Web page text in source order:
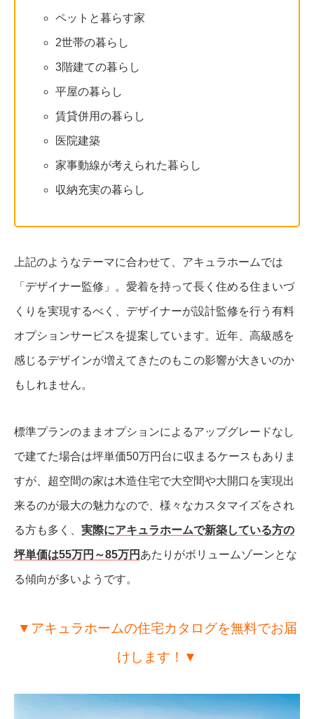
ペットと暮らす家
2世帯の暮らし
3階建ての暮らし
平屋の暮らし
賃貸併用の暮らし
医院建築
家事動線が考えられた暮らし
収納充実の暮らし
上記のようなテーマに合わせて、アキュラホームでは
「デザイナー監修」。愛着を持って長く住める住まいづ
くりを実現するべく、デザイナーが設計監修を行う有料
オプションサービスを提案しています。近年、高級感を
感じるデザインが増えてきたのもこの影響が大きいのか
もしれません。
標準プランのままオプションによるアップグレードなし
で建てた場合は坪単価50万円台に収まるケースもありま
すが、超空間の家は木造住宅で大空間や大開口を実現出
来るのが最大の魅力なので、様々なカスタマイズをされ
る方も多く、 実際にアキュラホームで新築している方の
坪単価は55万円～85万円 あたりがボリュームゾーンとな
る傾向が多いようです。
▼アキュラホームの住宅カタログを無料でお届
けします！▼